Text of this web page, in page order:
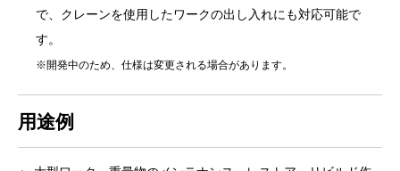
で、クレーンを使用したワークの出し入れにも対応可能で
す。
※開発中のため、仕様は変更される場合があります。
用途例